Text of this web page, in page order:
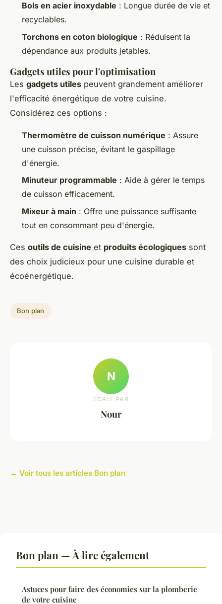
Bols en acier inoxydable : Longue durée de vie et
recyclables.
Torchons en coton biologique : Réduisent la
dépendance aux produits jetables.
Gadgets utiles pour l'optimisation
Les gadgets utiles peuvent grandement améliorer
l'efficacité énergétique de votre cuisine.
Considérez ces options :
Thermomètre de cuisson numérique : Assure
une cuisson précise, évitant le gaspillage
d'énergie.
Minuteur programmable : Aide à gérer le temps
de cuisson efficacement.
Mixeur à main : Offre une puissance suffisante
tout en consommant peu d'énergie.
Ces outils de cuisine et produits écologiques sont
des choix judicieux pour une cuisine durable et
écoénergétique.
Bon plan
N
ECRIT PAR
Nour
← Voir tous les articles Bon plan
Bon plan — À lire également
Astuces pour faire des économies sur la plomberie
de votre cuisine